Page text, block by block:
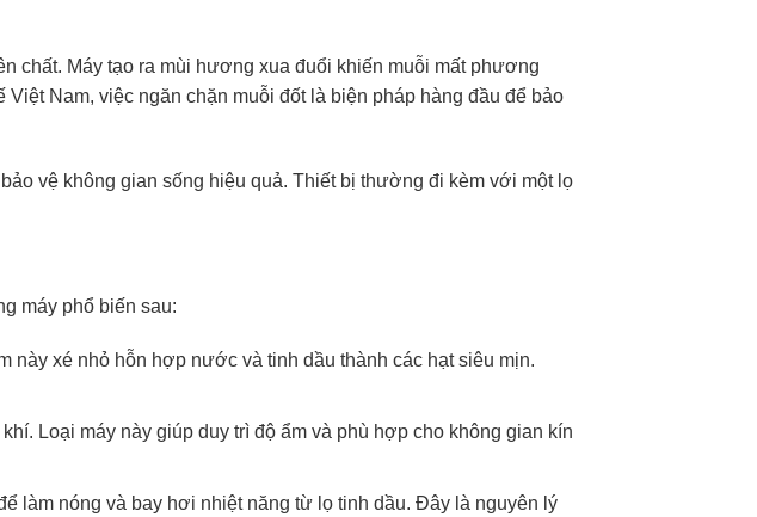
chất. Máy tạo ra mùi hương xua đuổi khiến muỗi mất phương
Nam, việc ngăn chặn muỗi đốt là biện pháp hàng đầu để bảo
vệ không gian sống hiệu quả. Thiết bị thường đi kèm với một lọ
máy phổ biến sau:
này xé nhỏ hỗn hợp nước và tinh dầu thành các hạt siêu mịn.
Loại máy này giúp duy trì độ ẩm và phù hợp cho không gian kín
làm nóng và bay hơi nhiệt năng từ lọ tinh dầu. Đây là nguyên lý